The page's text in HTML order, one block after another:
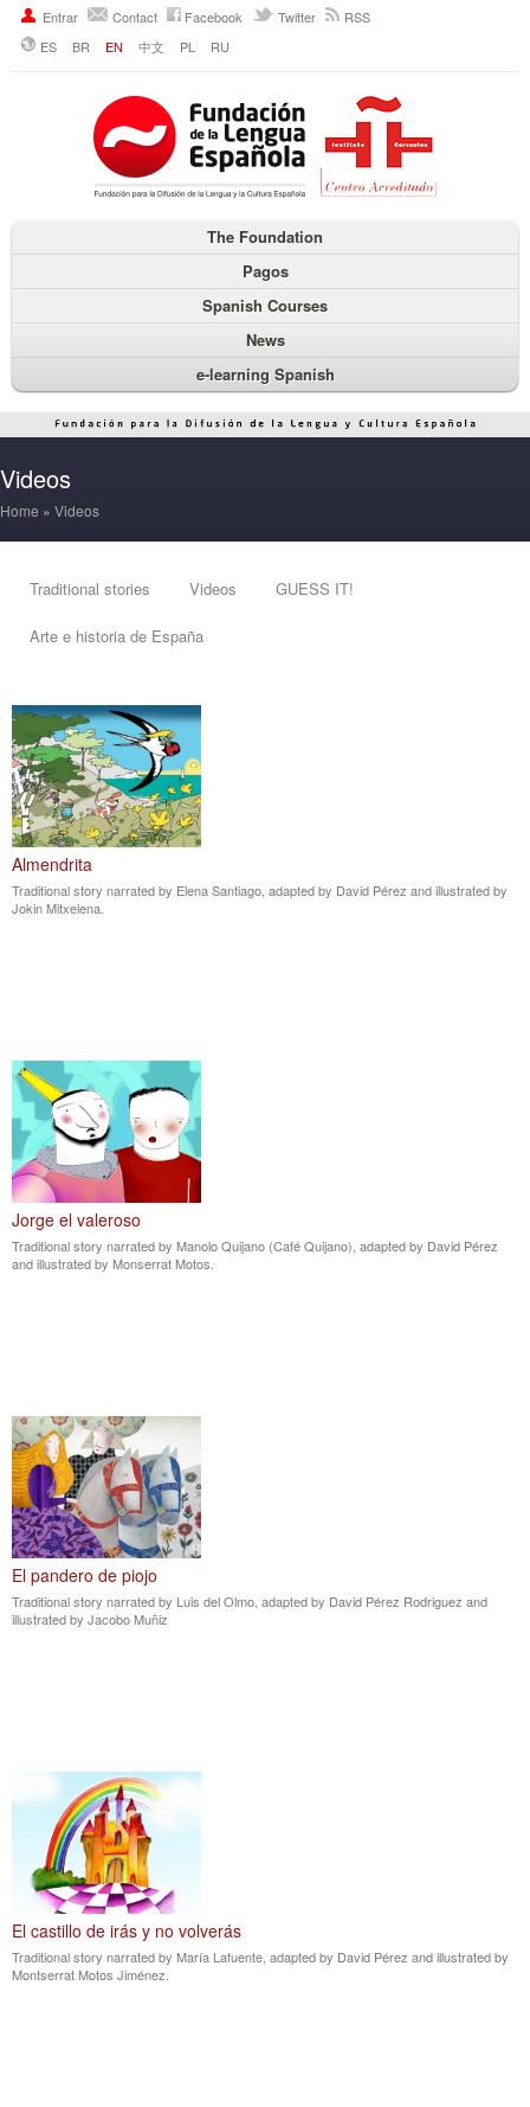
Entrar Contact Facebook Twitter
RSS
ES
BR EN 中文 PL RU
The Foundation
Pagos
Spanish Courses
News
e-learning Spanish
Videos
Home » Videos
Traditional stories Videos GUESS IT!
Arte e historia de España
Almendrita
Traditional story narrated by Elena Santiago, adapted by David Pérez and illustrated by
Jokin Mitxelena.
Jorge el valeroso
Traditional story narrated by Manolo Quijano (Café Quijano), adapted by David Pérez
and illustrated by Monserrat Motos.
El pandero de piojo
Traditional story narrated by Luis del Olmo, adapted by David Pérez Rodriguez and
illustrated by Jacobo Muñiz
El castillo de irás y no volverás
Traditional story narrated by María Lafuente, adapted by David Pérez and illustrated by
Montserrat Motos Jiménez.